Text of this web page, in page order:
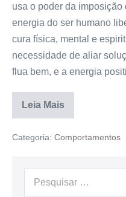
usa o poder da imposição
energia do ser humano
cura física, mental e
necessidade de aliar
flua bem, e a energia
Leia Mais
Categoria: Comportamentos